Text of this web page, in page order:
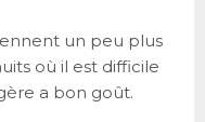
un peu plus
où il est difficile
a bon goût.